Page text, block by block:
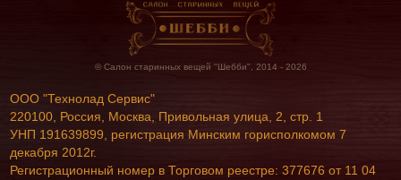
© Салон старинных вещей "Шебби", 2014 - 2026
ООО "Технолад Сервис"
220100, Россия, Москва, Привольная улица, 2, стр. 1
УНП 191639899, регистрация Минским горисполкомом 7
декабря 2012г.
Регистрационный номер в Торговом реестре: 377676 от 11 04